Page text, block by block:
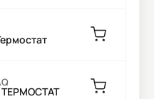
ТЕРМОСТАТ